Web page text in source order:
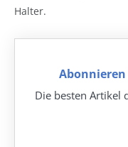
Halter.
Die besten Artikel